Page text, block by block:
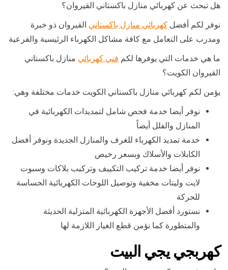
هل تبحث عن كهربائي منازل باكستاني القيروان؟
نوفر لكم أفضل كهربائي منازل باكستاني القيروان ذو خبرة
ومدرب على التعامل مع كافة مشاكل الكهرباء الرئيسية والفرعية
ما هي خدمات التي يوفرها لكم فني كهربائي منازل باكستاني
القيروان الكويت؟
يؤمن لكم كهربائي منازل باكستاني الكويت خدمات مختلفة وهي:
نوفر أيضا خدمة فحص شامل لتمديدات الكهربائية في
المنازل والفلل أيضاً
خدمة تمديد الكهرباء للغرف والمنازل الجديدة ونوفر أفضل
الكابلات والأسلاك وبسعر رخيص
نوفر أيضا خدمة تركيب التكييف وتركيب بلاكات وسبوت
لايت وليتات مخفية وتوصيل اللوحات الكهربائية الحساسة
للحركة
نستورد أفضل الأجهزة الكهربائية المنزلية الحديثة
والمتطورة كما نؤمن قطع الغيار اللازمة لها
كهربجي يجي البيت